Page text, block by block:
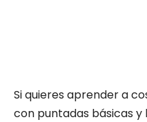
Si quieres aprender a
con puntadas básicas